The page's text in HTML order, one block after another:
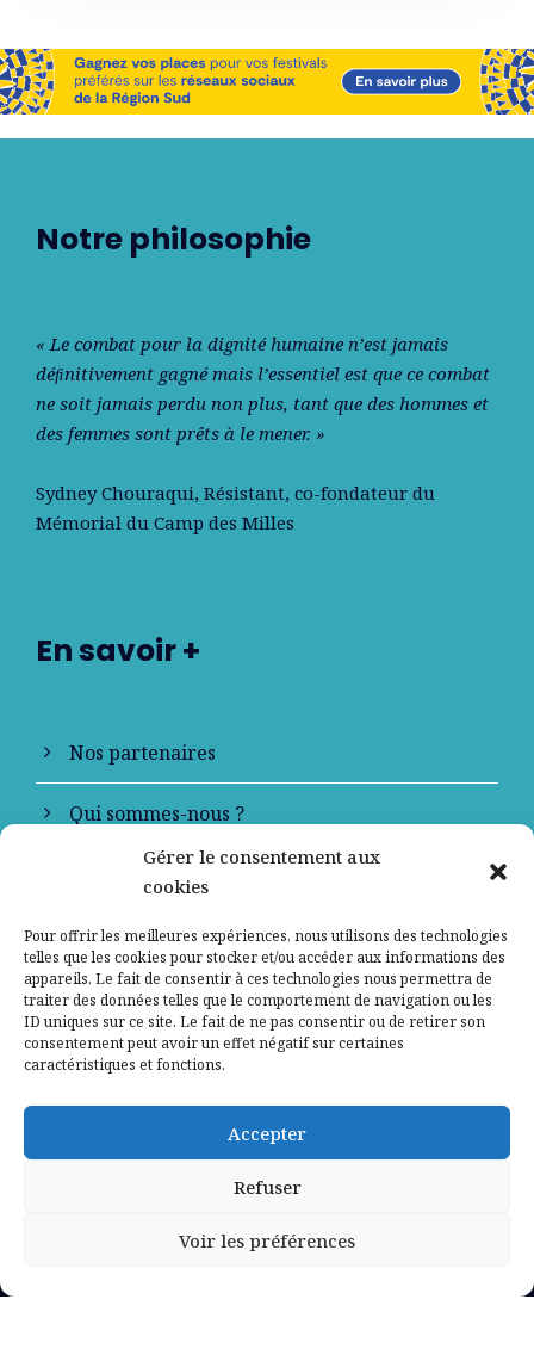
Gérer le consentement aux
cookies
Pour offrir les meilleures expériences, nous utilisons des technologies
telles que les cookies pour stocker et/ou accéder aux informations des
appareils. Le fait de consentir à ces technologies nous permettra de
traiter des données telles que le comportement de navigation ou les
ID uniques sur ce site. Le fait de ne pas consentir ou de retirer son
consentement peut avoir un effet négatif sur certaines
caractéristiques et fonctions.
Accepter
Refuser
Voir les préférences
Notre philosophie
« Le combat pour la dignité humaine n’est jamais
déﬁnitivement gagné mais l’essentiel est que ce combat
ne soit jamais perdu non plus, tant que des hommes et
des femmes sont prêts à le mener. »
Sydney Chouraqui, Résistant, co-fondateur du
Mémorial du Camp des Milles
En savoir +
Nos partenaires
Qui sommes-nous ?
Contactez-nous
Mentions légales
Politique de confidentialité